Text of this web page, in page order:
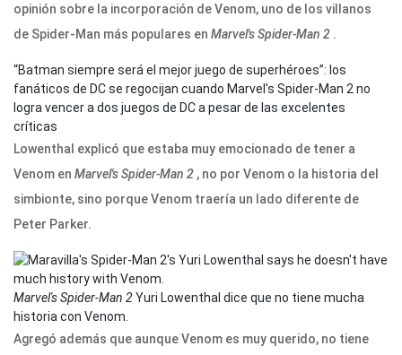
opinión sobre la incorporación de Venom, uno de los villanos
de Spider-Man más populares en Marvel's Spider-Man 2 .
“Batman siempre será el mejor juego de superhéroes”: los
fanáticos de DC se regocijan cuando Marvel's Spider-Man 2 no
logra vencer a dos juegos de DC a pesar de las excelentes
críticas
Lowenthal explicó que estaba muy emocionado de tener a
Venom en Marvel's Spider-Man 2 , no por Venom o la historia del
simbionte, sino porque Venom traería un lado diferente de
Peter Parker.
Marvel's Spider-Man 2Yuri Lowenthal dice que no tiene mucha
historia con Venom.
Agregó además que aunque Venom es muy querido, no tiene